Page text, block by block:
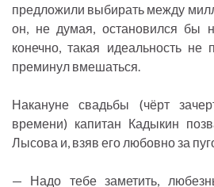
предложили выбирать между
он, не думая, остановился бы
конечно, такая идеальность
преминул вмешаться.
Накануне свадьбы (чёрт
времени) капитан Кадыкин
Лысова и, взяв его любовно за
— Надо тебе заметить,